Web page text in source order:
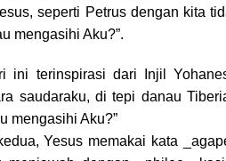
seperti Petrus dengan kita
mengasihi Aku?”.
ini terinspirasi dari Injil
saudaraku, di tepi danau
mengasihi Aku?”
Yesus memakai kata